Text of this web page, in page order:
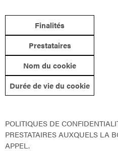
Finalités
Prestataires
Nom du cookie
Durée de vie du cookie
POLITIQUES DE
PRESTATAIRES AUXQUELS LA
APPEL.